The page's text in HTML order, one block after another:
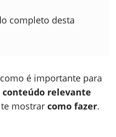
completo desta
é importante para
conteúdo relevante
mostrar como fazer.